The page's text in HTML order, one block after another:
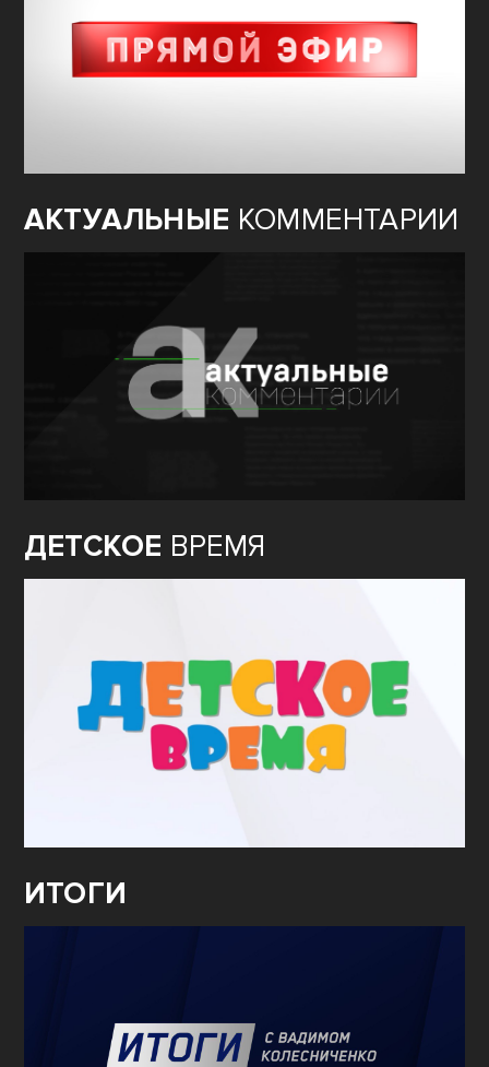
АКТУАЛЬНЫЕ КОММЕНТАРИИ
ДЕТСКОЕ ВРЕМЯ
ИТОГИ